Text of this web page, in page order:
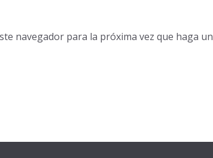
navegador para la próxima vez que haga un